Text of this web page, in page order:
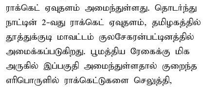
ராக்கெட் ஏவுதளம் அமைந்துள்ளது. தொடர்ந்து
நாட்டின் 2-வது ராக்கெட் ஏவுதளம், தமிழகத்தில்
தூத்துக்குடி மாவட்டம் குலசேகரன்பட்டினத்தில்
அமைக்கப்படுகிறது. பூமத்திய ரேகைக்கு மிக
அருகில் இப்பகுதி அமைந்துள்ளதால் குறைந்த
எரிபொருளில் ராக்கெட்டுகளை செலுத்தி,